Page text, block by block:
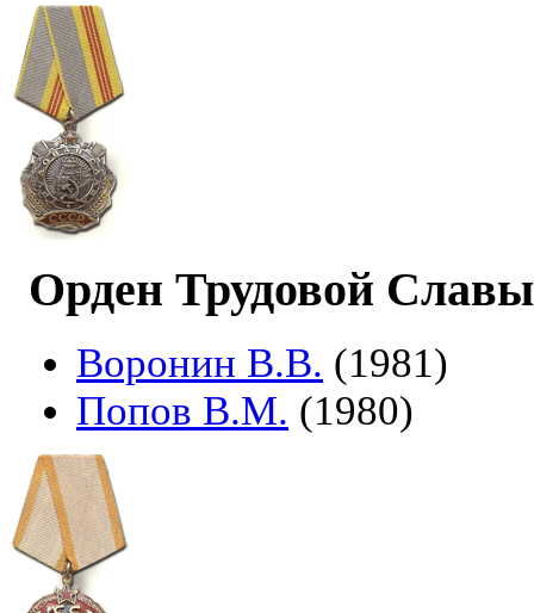
Орден Трудовой
Воронин В.В. (1981)
Попов В.М. (1980)